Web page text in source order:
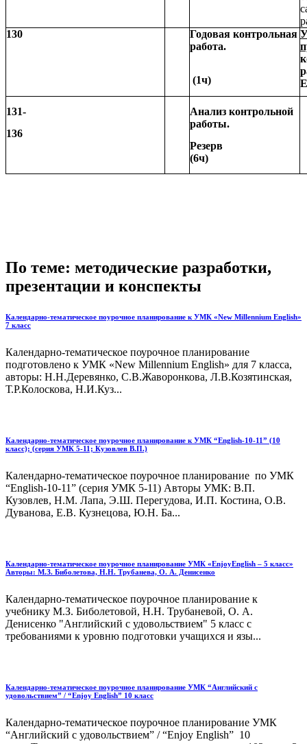
130
Годовая контрольная
работа.
(1ч)
131-
136
Анализ контрольной
работы.
Резерв
(6ч)
По теме: методические разработки,
презентации и конспекты
Календарно-тематическое поурочное планирование к УМК «New Millennium English»
7 класс
Календарно-тематическое поурочное планирование
подготовлено к УМК «New Millennium English» для 7 класса,
авторы: Н.Н.Деревянко, С.В.Жаворонкова, Л.В.Козятинская,
Т.Р.Колоскова, Н.И.Куз...
Календарно-тематическое поурочное планирование к УМК “English-10-11” (10
класс); (серия УМК 5-11; Кузовлев В.П.)
Календарно-тематическое поурочное планирование по УМК
“English-10-11” (серия УМК 5-11) Авторы УМК: В.П.
Кузовлев, Н.М. Лапа, Э.Ш. Перегудова, И.П. Костина, О.В.
Дуванова, Е.В. Кузнецова, Ю.Н. Ба...
Календарно-тематическое поурочное планирование УМК «EnjoyEnglish – 5 класс»
Авторы: М.З. Биболетова, Н.Н. Трубанева, О. А. Денисенко
Календарно-тематическое поурочное планирование к
учебнику М.З. Биболетовой, Н.Н. Трубаневой, О. А.
Денисенко "Английский с удовольствием" 5 класс с
требованиями к уровню подготовки учащихся и язы...
Календарно-тематическое поурочное планирование УМК “Английский с
удовольствием” / “Enjoy English” 10 класс
Календарно-тематическое поурочное планирование УМК
“Английский с удовольствием” / “Enjoy English” 10